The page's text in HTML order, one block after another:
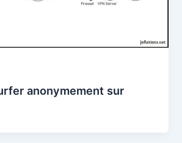
anonymement sur